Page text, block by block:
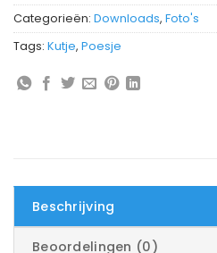
Categorieën: Downloads, Foto's
Tags: Kutje, Poesje
Beschrijving
Beoordelingen (0)